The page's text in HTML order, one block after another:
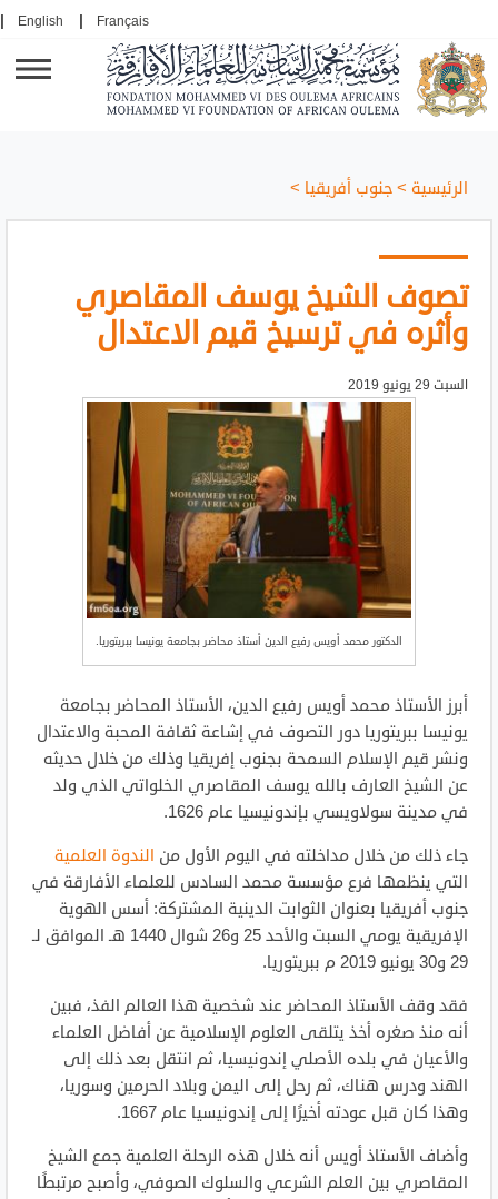
Français
English
الرئيسية >جنوب أفريقيا >
تصوف الشيخ يوسف المقاصري
وأثره في ترسيخ قيم الاعتدال
السبت 29 يونيو 2019
الدكتور محمد أويس رفيع الدين أستاذ محاضر بجامعة يونيسا ببريتوريا.
أبرز الأستاذ محمد أويس رفيع الدين، الأستاذ المحاضر بجامعة
يونيسا ببريتوريا دور التصوف في إشاعة ثقافة المحبة والاعتدال
ونشر قيم الإسلام السمحة بجنوب إفريقيا وذلك من خلال حديثه
عن الشيخ العارف بالله يوسف المقاصري الخلواتي الذي ولد
في مدينة سولاويسي بإندونيسيا عام 1626.
جاء ذلك من خلال مداخلته في اليوم الأول من الندوة العلمية
التي ينظمها فرع مؤسسة محمد السادس للعلماء الأفارقة في
جنوب أفريقيا بعنوان الثوابت الدينية المشتركة: أسس الهوية
الإفريقية يومي السبت والأحد 25 و26 شوال 1440 هـ الموافق لـ
29 و30 يونيو 2019 م ببريتوريا.
فقد وقف الأستاذ المحاضر عند شخصية هذا العالم الفذ، فبين
أنه منذ صغره أخذ يتلقى العلوم الإسلامية عن أفاضل العلماء
والأعيان في بلده الأصلي إندونيسيا، ثم انتقل بعد ذلك إلى
الهند ودرس هناك، ثم رحل إلى اليمن وبلاد الحرمين وسوريا،
وهذا كان قبل عودته أخيرًا إلى إندونيسيا عام 1667.
وأضاف الأستاذ أويس أنه خلال هذه الرحلة العلمية جمع الشيخ
المقاصري بين العلم الشرعي والسلوك الصوفي، وأصبح مرتبطًا